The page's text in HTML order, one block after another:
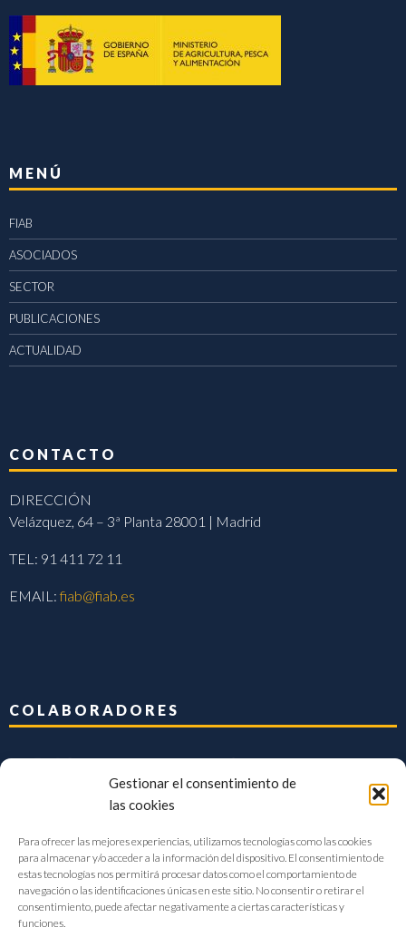
Gestionar el consentimiento de
las cookies
Para ofrecer las mejores experiencias, utilizamos tecnologías como las cookies
para almacenar y/o acceder a la información del dispositivo. El consentimiento de
estas tecnologías nos permitirá procesar datos como el comportamiento de
navegación o las identificaciones únicas en este sitio. No consentir o retirar el
consentimiento, puede afectar negativamente a ciertas características y
funciones.
MENÚ
FIAB
ASOCIADOS
SECTOR
PUBLICACIONES
ACTUALIDAD
CONTACTO
DIRECCIÓN
Velázquez, 64 – 3ª Planta 28001 | Madrid
TEL: 91 411 72 11
EMAIL:fiab@fiab.es
COLABORADORES